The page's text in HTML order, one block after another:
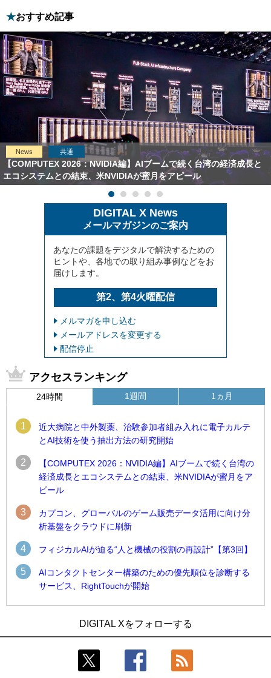
おすすめ記事
News 共通
【COMPUTEX 2026：NVIDIA編】AIブームで続く台湾の経済成長と
エコシステムとの結束、米NVIDIAが蜜月をアピール
DIGITAL X News
メールマガジンのご案内
あなたの課題をデジタルで解決するための
ヒントや、各地での取り組み事例などをお
届けします。
第2、第4火曜配信
メルマガを申し込む
メールアドレスを変更する
配信停止
アクセスランキング
24時間
1
近大病院と中外製薬、治験参加者組み入れに電子カルテ
とAI技術を使う抽出方法の研究開始
2
【COMPUTEX 2026：NVIDIA編】AIブームで続く台湾の
経済成長とエコシステムとの結束、米NVIDIAが蜜月をア
ピール
3
カプコン、グローバルのゲーム販売データ活用に向け分
析基盤をクラウドに刷新
4 フィジカルAIが迫る“人と機械の役割の再設計”【第3回】
5
AIコンタクトセンター構築のための優先順位を診断する
サービス、RightTouchが開始
1週間
技術を使う抽出方法の研究開始
Umios、消費者起点の販売計画策定に向けたAIシステムを本格
1ヵ月
合基盤を本格稼働
鹿島建設、鋼管柱へのコンクリート充填時の異常を検出する
AIを遠隔監視システムに実装
DIGITAL Xをフォローする